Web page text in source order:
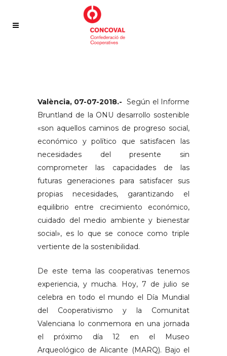
València, 07-07-2018.- Según el Informe
Bruntland de la ONU desarrollo sostenible
«son aquellos caminos de progreso social,
económico y político que satisfacen las
necesidades del presente sin
comprometer las capacidades de las
futuras generaciones para satisfacer sus
propias necesidades, garantizando el
equilibrio entre crecimiento económico,
cuidado del medio ambiente y bienestar
social», es lo que se conoce como triple
vertiente de la sostenibilidad.
De este tema las cooperativas tenemos
experiencia, y mucha. Hoy, 7 de julio se
celebra en todo el mundo el Día Mundial
del Cooperativismo y la Comunitat
Valenciana lo conmemora en una jornada
el próximo día 12 en el Museo
Arqueológico de Alicante (MARQ). Bajo el